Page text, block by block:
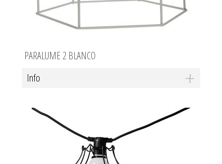
PARALUME 2 BLANCO
Info